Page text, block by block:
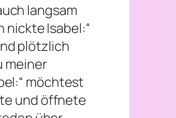
langsam
nickte Isabel:“
plötzlich
meiner
möchtest
und öffnete